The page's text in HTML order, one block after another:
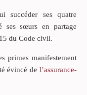
succéder ses quatre
ses sœurs en partage
du Code civil.
primes manifestement
évincé de l’assurance-